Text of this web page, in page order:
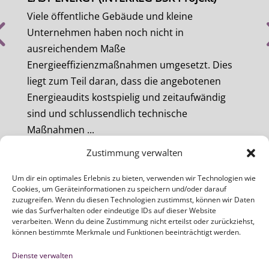
Zustimmung verwalten
Um dir ein optimales Erlebnis zu bieten, verwenden wir Technologien wie
Cookies, um Geräteinformationen zu speichern und/oder darauf
zuzugreifen. Wenn du diesen Technologien zustimmst, können wir Daten
wie das Surfverhalten oder eindeutige IDs auf dieser Website
verarbeiten. Wenn du deine Zustimmung nicht erteilst oder zurückziehst,
können bestimmte Merkmale und Funktionen beeinträchtigt werden.
Dienste verwalten
Viele öffentliche Gebäude und kleine
Unternehmen haben noch nicht in
ausreichendem Maße
Energieeffizienzmaßnahmen umgesetzt. Dies
liegt zum Teil daran, dass die angebotenen
Energieaudits kostspielig und zeitaufwändig
sind und schlussendlich technische
Maßnahmen ...
ZEBAU GMBH